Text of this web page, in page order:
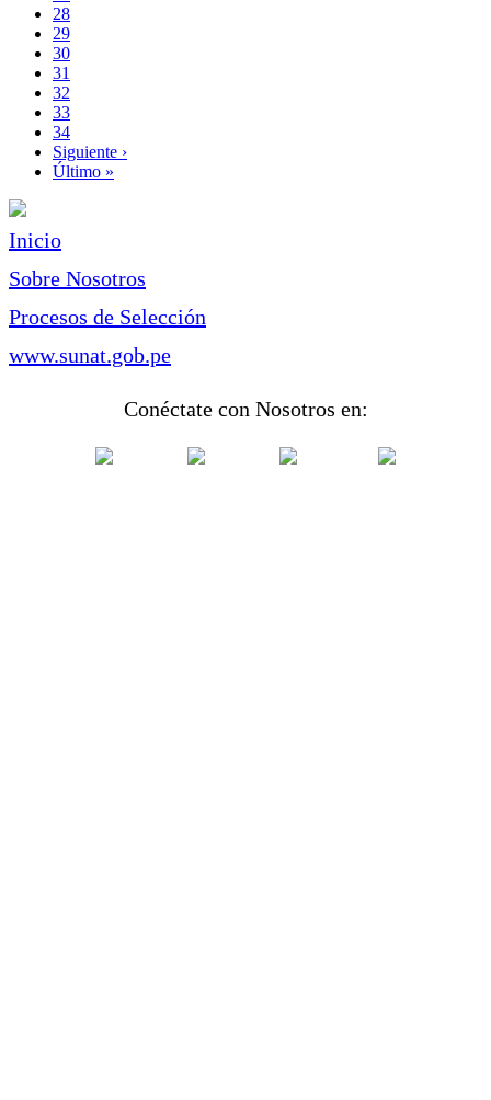
Page
28
Page
29
Página
actual
30
Page
31
Page
32
Page
33
Page
34
Siguiente
página
Siguiente ›
Última
Último »
Inicio
Sobre Nosotros
Procesos de Selección
www.sunat.gob.pe
Conéctate con Nosotros en: